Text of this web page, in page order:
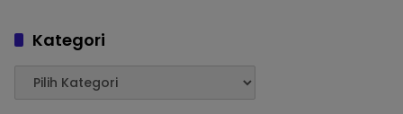
Kategori